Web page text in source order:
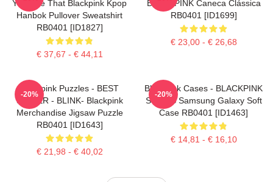
You Like That Blackpink Kpop
Hanbok Pullover Sweatshirt
RB0401 [ID1827]
€ 37,67 - € 44,11
BLACKPINK Caneca Clássica
RB0401 [ID1699]
€ 23,00 - € 26,68
Blackpink Puzzles - BEST
SELLER - BLINK- Blackpink
Merchandise Jigsaw Puzzle
RB0401 [ID1643]
€ 21,98 - € 40,02
-20%
Blackpink Cases - BLACKPINK
SONGS Samsung Galaxy Soft
Case RB0401 [ID1463]
€ 14,81 - € 16,10
-20%